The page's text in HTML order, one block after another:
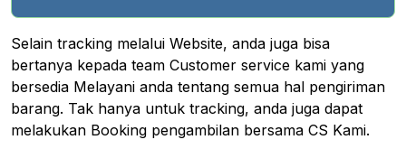
Selain tracking melalui Website, anda juga bisa
bertanya kepada team Customer service kami yang
bersedia Melayani anda tentang semua hal pengiriman
barang. Tak hanya untuk tracking, anda juga dapat
melakukan Booking pengambilan bersama CS Kami.